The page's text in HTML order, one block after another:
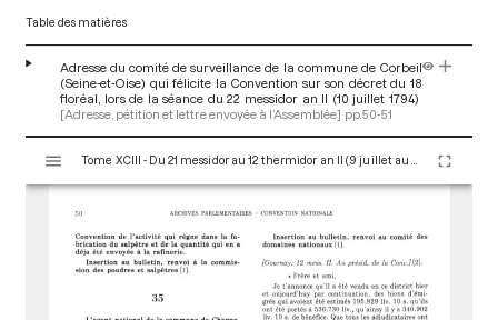
Table des matières
Adresse du comité de surveillance de la commune de Corbeil
(Seine-et-Oise) qui félicite la Convention sur son décret du 18
floréal, lors de la séance du 22 messidor an II (10 juillet 1794)
[Adresse, pétition et lettre envoyée à l’Assemblée] pp.50-51
s